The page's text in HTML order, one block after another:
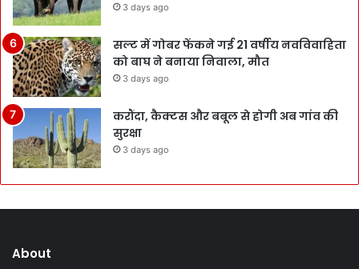
3 days ago
सल्ट में गोबर फेंकने गई 21 वर्षीय नवविवाहिता
को बाघ ने बनाया निवाला, मौत
3 days ago
करौंदा, कैक्टस और बबूल से होगी अब गांव की
सुरक्षा
3 days ago
About